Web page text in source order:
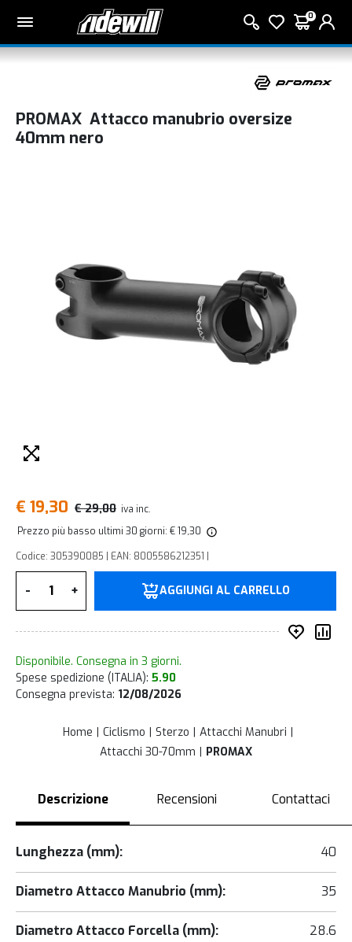
0
PROMAX Attacco manubrio oversize
40mm nero
€ 19,30 € 29,00 iva inc.
Prezzo più basso ultimi 30 giorni: € 19,30
Codice: 305390085 | EAN: 8005586212351 |
- + AGGIUNGI AL CARRELLO
Disponibile. Consegna in 3 giorni.
Spese spedizione (ITALIA): 5.90
Consegna prevista: 12/08/2026
Home Ciclismo Sterzo
Attacchi Manubri
Attacchi 30-70mm
PROMAX
Descrizione Recensioni Contattaci
Lunghezza (mm): 40
Diametro Attacco Manubrio (mm): 35
Diametro Attacco Forcella (mm): 28.6